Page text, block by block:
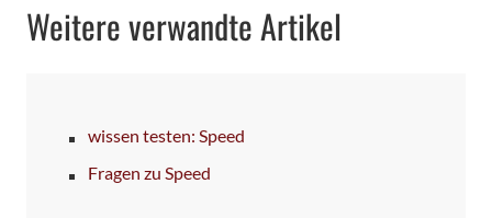
Weitere verwandte Artikel
wissen testen: Speed
Fragen zu Speed